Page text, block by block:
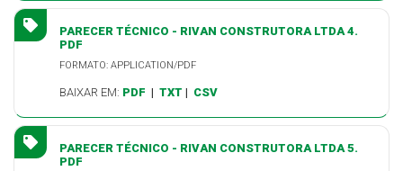
PARECER TÉCNICO - RIVAN CONSTRUTORA LTDA 4.
PDF
FORMATO: APPLICATION/PDF
BAIXAR EM: PDF | TXT | CSV
PARECER TÉCNICO - RIVAN CONSTRUTORA LTDA 5.
PDF